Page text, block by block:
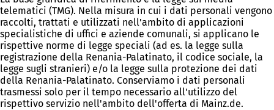
telematici (TMG). Nella misura in cui i dati personali vengono
raccolti, trattati e utilizzati nell'ambito di applicazioni
specialistiche di uffici e aziende comunali, si applicano le
rispettive norme di legge speciali (ad es. la legge sulla
registrazione della Renania-Palatinato, il codice sociale, la
legge sugli stranieri) e/o la legge sulla protezione dei dati
della Renania-Palatinato. Conserviamo i dati personali
trasmessi solo per il tempo necessario all'utilizzo del
rispettivo servizio nell'ambito dell'offerta di Mainz.de.